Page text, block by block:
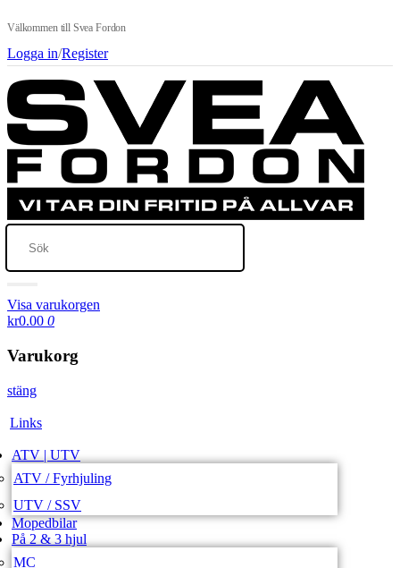
Välkommen till Svea Fordon
Logga in/Register
Visa varukorgen
kr0.00 0
Varukorg
stäng
Links
ATV | UTV
ATV / Fyrhjuling
UTV / SSV
Mopedbilar
På 2 & 3 hjul
MC